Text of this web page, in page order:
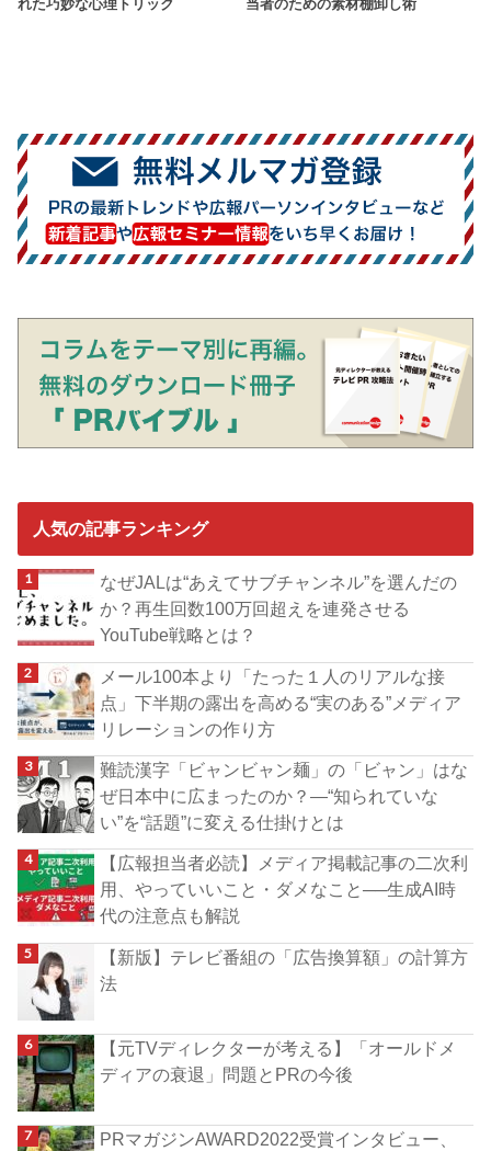
れた巧妙な心理トリック 当者のための素材棚卸し術
人気の記事ランキング
なぜJALは“あえてサブチャンネル”を選んだの
か？再生回数100万回超えを連発させる
YouTube戦略とは？
メール100本より「たった１人のリアルな接
点」下半期の露出を高める“実のある”メディア
リレーションの作り方
難読漢字「ビャンビャン麺」の「ビャン」はな
ぜ日本中に広まったのか？―“知られていな
い”を“話題”に変える仕掛けとは
【広報担当者必読】メディア掲載記事の二次利
用、やっていいこと・ダメなこと──生成AI時
代の注意点も解説
【新版】テレビ番組の「広告換算額」の計算方
法
【元TVディレクターが考える】「オールドメ
ディアの衰退」問題とPRの今後
PRマガジンAWARD2022受賞インタビュー、